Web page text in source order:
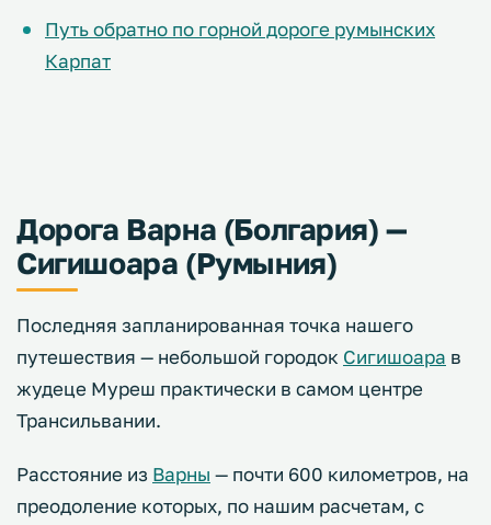
Путь обратно по горной дороге румынских
Карпат
Дорога Варна (Болгария) —
Сигишоара (Румыния)
Последняя запланированная точка нашего
путешествия — небольшой городок Сигишоара в
жудеце Муреш практически в самом центре
Трансильвании.
Расстояние из Варны — почти 600 километров, на
преодоление которых, по нашим расчетам, с